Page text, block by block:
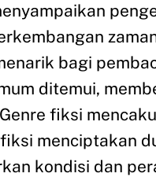
bagi
ditemui,
fiksi
menciptakan
kondisi dan